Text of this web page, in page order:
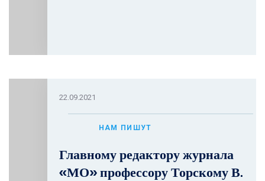
22.09.2021
НАМ ПИШУТ
Главному редактору журнала
«МО» профессору Торскому В.